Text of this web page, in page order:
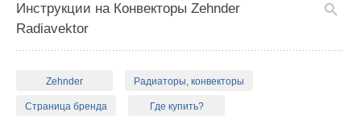
Инструкции на Конвекторы Zehnder
Radiavektor
Zehnder Радиаторы, конвекторы
Страница бренда Где купить?